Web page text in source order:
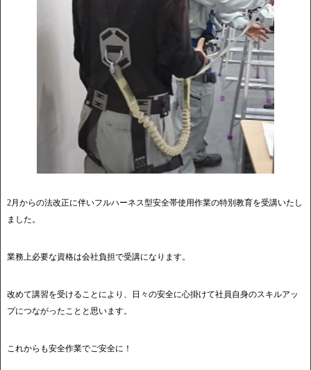
2月からの法改正に伴いフルハーネス型安全帯使用作業の特別教育を受講いたし
ました。
業務上必要な資格は会社負担で受講になります。
改めて講習を受けることにより、日々の安全に心掛けて社員自身のスキルアッ
プにつながったことと思います。
これからも安全作業でご安全に！